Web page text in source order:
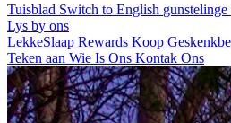
Tuisblad Switch to English gunstelinge
Lys by ons
LekkeSlaap Rewards Koop
Teken aan Wie Is Ons Kontak Ons